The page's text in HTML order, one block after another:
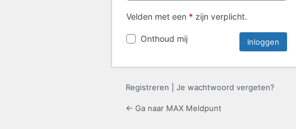
Velden met een * zijn verplicht.
Onthoud mij
Registreren Je wachtwoord vergeten?
← Ga naar MAX Meldpunt